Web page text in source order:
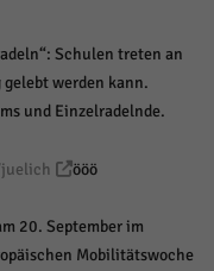
Schulen treten an
werden kann.
und Einzelradelnde.
ööö
20. September im
Mobilitätswoche